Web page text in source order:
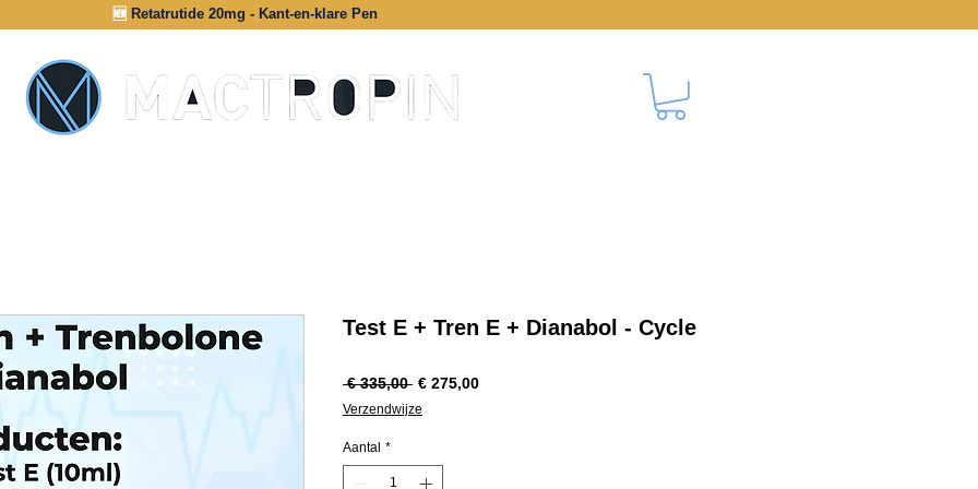
🆕 Retatrutide 20mg - Kant-en-klare Pen
Test E + Tren E + Dianabol - Cycle
€ 335,00 Normale
€ 275,00Verkoopprijs
Verzendwijze
Aantal *